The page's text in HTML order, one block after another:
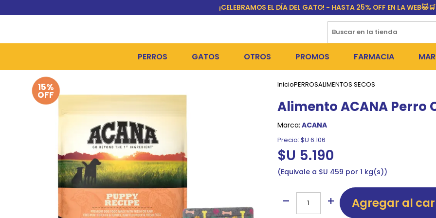
¡CELEBRAMOS EL DÍA DEL GATO! - HASTA 25% OFF EN LA WEB🐱🛒
PERROS
HIGIENE, PELUQUERÍA Y COSMÉTICA
CAMAS Y CASETAS
BOLSOS Y TRANSPORTADORAS
BOLSAS PARA MATERIA
COLLARES, ARNESES Y CORREAS
GATOS
ALIMENTOS HÚMEDOS Y SNACKS
COMEDEROS Y BEBEDEROS
COLLARES Y ACCESORIOS
OTROS PROMOS
PERROS
OUTLET
FARMACIA
PULGUICIDAS Y
15%
OFF
InicioPERROSALIMENTOS SECOS
Alimento ACANA Perro
Marca: ACANA
Precio: $U 6.106
$U 5.190
Equivale a $U 459 por 1 kg(s)
Agregar al